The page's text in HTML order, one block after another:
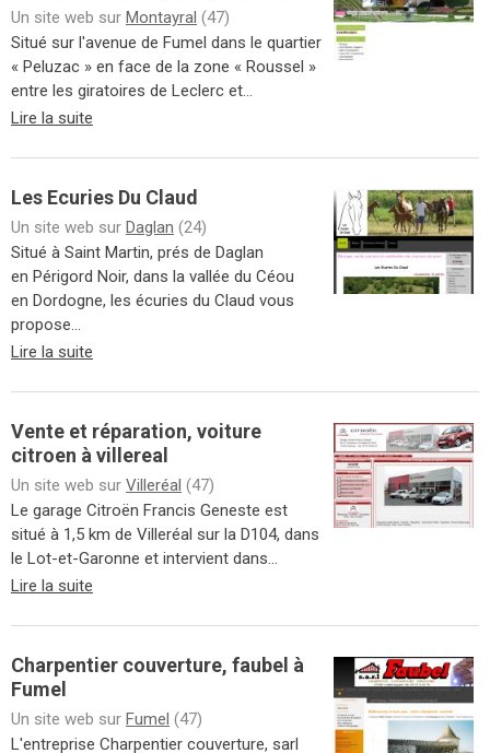
Un site web sur Montayral (47)
Situé sur l'avenue de Fumel dans le quartier
« Peluzac » en face de la zone « Roussel »
entre les giratoires de Leclerc et...
Lire la suite
Les Ecuries Du Claud
Un site web sur Daglan (24)
Situé à Saint Martin, prés de Daglan
en Périgord Noir, dans la vallée du Céou
en Dordogne, les écuries du Claud vous
propose...
Lire la suite
Vente et réparation, voiture
citroen à villereal
Un site web sur Villeréal (47)
Le garage Citroën Francis Geneste est
situé à 1,5 km de Villeréal sur la D104, dans
le Lot-et-Garonne et intervient dans...
Lire la suite
Charpentier couverture, faubel à
Fumel
Un site web sur Fumel (47)
L'entreprise Charpentier couverture, sarl